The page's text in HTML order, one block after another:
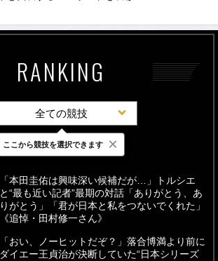
RANKING
全ての競技
最新 24時間 週間
「本田圭佑は興味深い候補だが…」トルシエ
と“最も近い記者”最期の対話「ありがとう、あ
りがとう」「君が日本と私をつないでくれた」
《追悼・田村修一さん》
「おい、ノーヒットだぞ？」落合博満より前に
ダイエー王貞治が決断していた“日本シリーズ
ここから競技を選択できます ×